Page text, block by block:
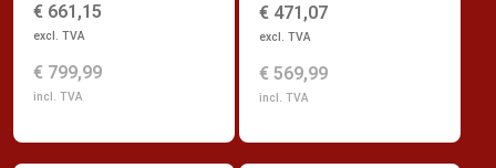
€ 661,15
excl. TVA
€ 799,99
incl. TVA
€ 471,07
excl. TVA
€ 569,99
incl. TVA